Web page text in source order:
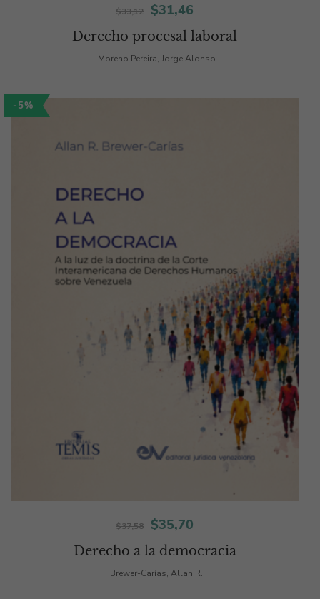
Derecho procesal laboral
$33,12
El
precio
original
$31,46
precio
actual
Moreno Pereira, Jorge Alonso
-5%
Derecho a la democracia
$37,58
El
precio
original
$35,70
precio
actual
Brewer-Carías, Allan R.